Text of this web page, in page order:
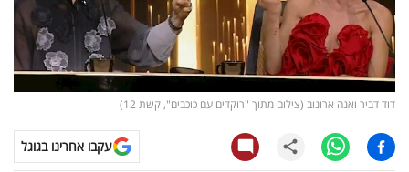
עסקית
קריפטו
ויראלי
טלוויזיה
דוד דביר ואנה ארונוב (צילום מתוך "רוקדים עם כוכבים", קשת 12)
עקבו אחרינו בגוגל